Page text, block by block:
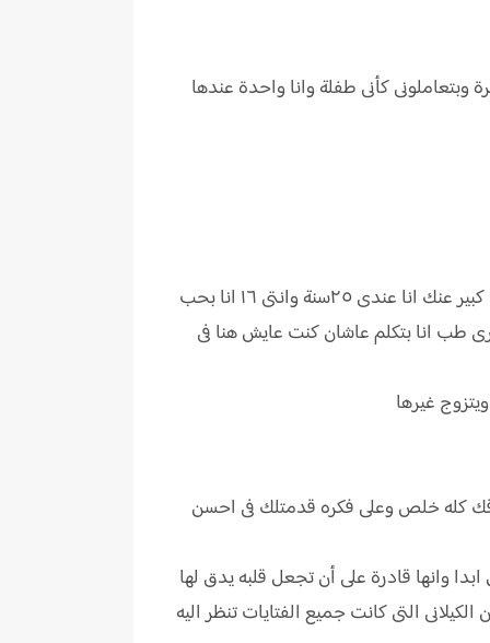
كأنى طفلة وانا واحدة عندها
- انتى هبلة ي بنتى انتى ولا اى بصى انا وافقت اتجوزك بس عاشان ده عادات وتقاليد عيلتنا أن اتجوز بنت عمى لكن أنا كبير عنك انا عندى ٢٥سنة وانتى ١٦ انا بحب
طب انا بتكلم عاشان كنت عايش هنا فى
غيرها
كله خلص وعلى فكره قدمتلك فى احسن
وانها قادرة على أن تجعل قلبه يدق لها
التى كانت جميع الفتايات تنظر اليه